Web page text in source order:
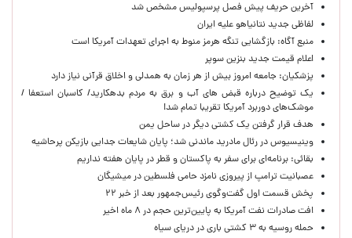
آخرین حریف پیش فصل پرسپولیس مشخص شد
لفاظی جدید نتانیاهو علیه ایران
منبع آگاه: بازگشایی تنگه هرمز منوط به اجرای تعهدات آمریکا است
اعلام قیمت جدید بنزین سوپر
پزشکیان: جامعه امروز بیش از هر زمان به همدلی و اخلاق قرآنی نیاز دارد
یک توضیح درباره قبض های آب و برق به مردم بدهکارید/ کاسبان استعفا /
موشک‌های دوربرد آمریکا تقریبا تمام شد!
هدف قرار گرفتن یک کشتی دیگر در ساحل یمن
وینیسیوس در رئال مادرید ماندنی شد؛ پایان شایعات جدایی بازیکن پرحاشیه
بقائی: برنامه‌ای برای سفر به پاکستان و قطر در پایان هفته نداریم
عصبانیت ترامپ از پیروزی نامزد حامی فلسطین در میشیگان
پخش قسمت اول گفت‌وگوی رئیس‌جمهور بعد از خبر ۲۲
افت صادرات نفت آمریکا به پایین‌ترین حجم در ۸ ماه اخیر
حمله روسیه به ۳ کشتی باری در دریای سیاه